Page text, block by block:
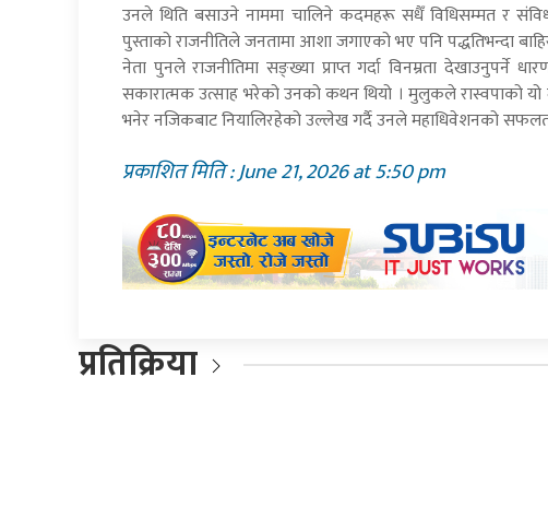
उनले थिति बसाउने नाममा चालिने कदमहरू सधैँ विधिसम्मत र
पुस्ताको राजनीतिले जनतामा आशा जगाएको भए पनि पद्धतिभन्दा
नेता पुनले राजनीतिमा सङ्ख्या प्राप्त गर्दा विनम्रता देखाउनुपर्ने
सकारात्मक उत्साह भरेको उनको कथन थियो । मुलुकले रास्वपाको यो
भनेर नजिकबाट नियालिरहेको उल्लेख गर्दै उनले महाधिवेशनको
प्रकाशित मिति : June 21, 2026 at 5:50 pm
प्रतिक्रिया